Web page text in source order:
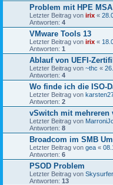
Problem mit HPE
Letzter Beitrag von irix «
Antworten: 4
VMware Tools 13
Letzter Beitrag von irix «
Antworten: 1
Ablauf von UEFI-
Letzter Beitrag von ~thc «
Antworten: 4
Wo finde ich die ISO-
Letzter Beitrag von
Antworten: 2
vSwitch mit mehreren
Letzter Beitrag von
Antworten: 8
Broadcom im SMB
Letzter Beitrag von gea «
Antworten: 6
PSOD Problem
Letzter Beitrag von Skysurfer
Antworten: 13